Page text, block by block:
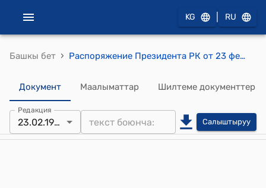
KG RU
Башкы бет › Распоряжение Президента РК от 23 февраля 1993 года РП №31 "Об Эргешове М."
Документ Маалыматтар Шилтеме документтер
Редакция
23.02.1993 Салыштыруу